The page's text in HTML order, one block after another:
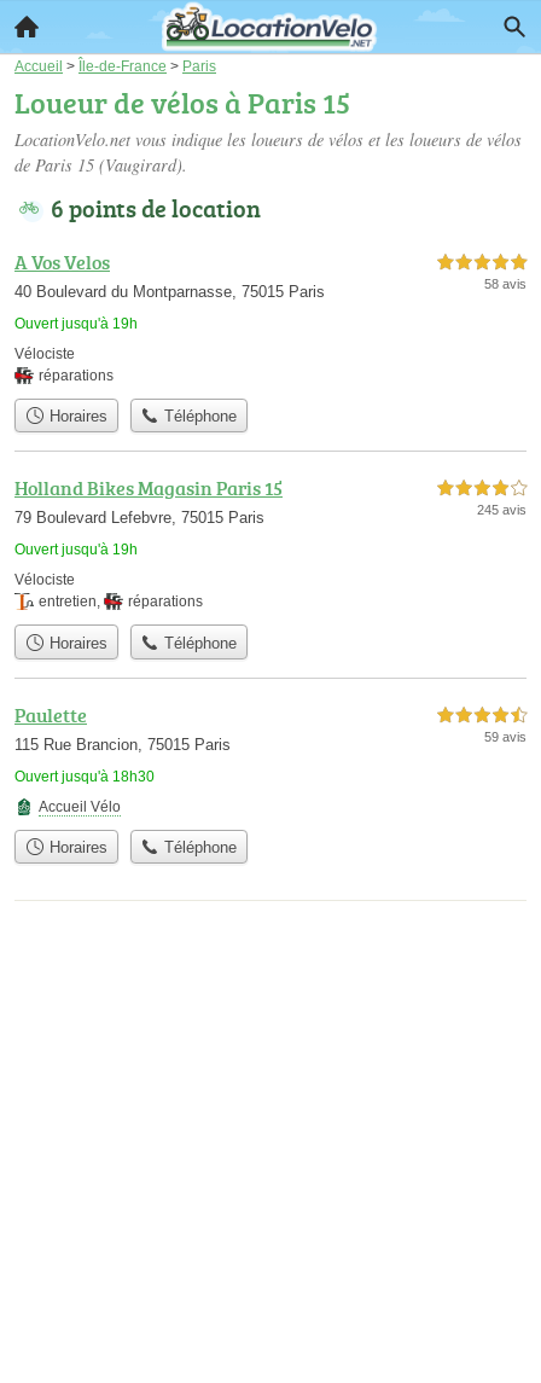
Accueil > Île-de-France > Paris
Loueur de vélos à Paris 15
LocationVelo.net vous indique les loueurs de vélos et les loueurs de vélos
de Paris 15 (Vaugirard).
6 points de location
A Vos Velos
40 Boulevard du Montparnasse, 75015 Paris
Ouvert jusqu'à 19h
5,0 étoiles sur 5
58 avis
Vélociste
réparations
Horaires Téléphone
Holland Bikes Magasin Paris 15
79 Boulevard Lefebvre, 75015 Paris
Ouvert jusqu'à 19h
4,0 étoiles sur 5
245 avis
Vélociste
entretien, réparations
Horaires Téléphone
Paulette
115 Rue Brancion, 75015 Paris
Ouvert jusqu'à 18h30
4,5 étoiles sur 5
59 avis
Accueil Vélo
Horaires Téléphone